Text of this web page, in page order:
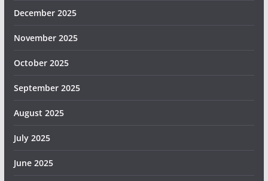
December 2025
November 2025
October 2025
September 2025
August 2025
July 2025
June 2025